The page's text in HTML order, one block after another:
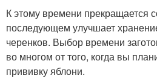
К этому времени прекращается
последующем улучшает
черенков. Выбор времени
во многом от того, когда вы
прививку яблони.